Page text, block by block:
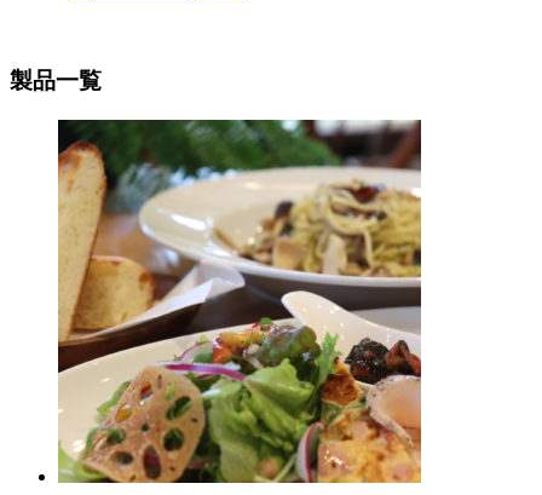
製品一覧